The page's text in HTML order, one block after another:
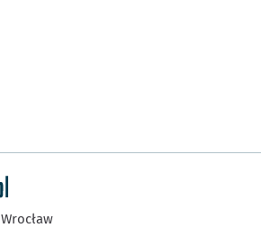
Wrocław